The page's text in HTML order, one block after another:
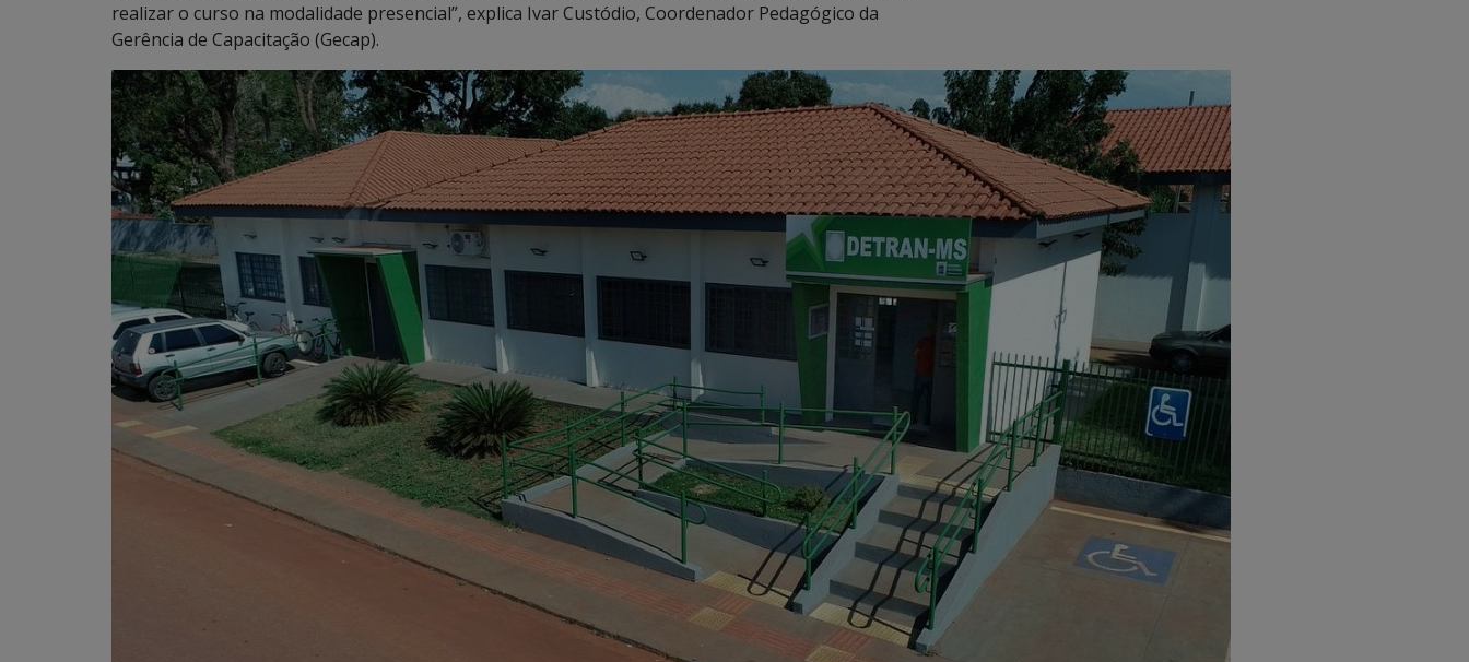
realizar o curso na modalidade presencial”, explica Ivar Custódio, Coordenador Pedagógico da
Gerência de Capacitação (Gecap).